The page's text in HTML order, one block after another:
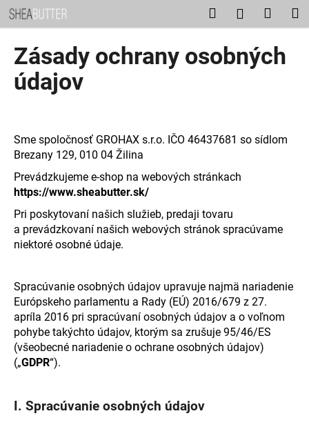
na
obsah
Hľadať
Zásady ochrany osobných
údajov
Sme spoločnosť GROHAX s.r.o. IČO 46437681 so sídlom
Brezany 129, 010 04 Žilina
Prevádzkujeme e-shop na webových stránkach
https://www.sheabutter.sk/
Pri poskytovaní našich služieb, predaji tovaru
a prevádzkovaní našich webových stránok spracúvame
niektoré osobné údaje.
Spracúvanie osobných údajov upravuje najmä nariadenie
Európskeho parlamentu a Rady (EÚ) 2016/679 z 27.
apríla 2016 pri spracúvaní osobných údajov a o voľnom
pohybe takýchto údajov, ktorým sa zrušuje 95/46/ES
(všeobecné nariadenie o ochrane osobných údajov)
(„GDPR“).
I. Spracúvanie osobných údajov
K
o
Č
o
t
e
b
u
j
e
n
á
j
s
?